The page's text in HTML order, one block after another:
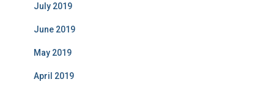
July 2019
June 2019
May 2019
April 2019